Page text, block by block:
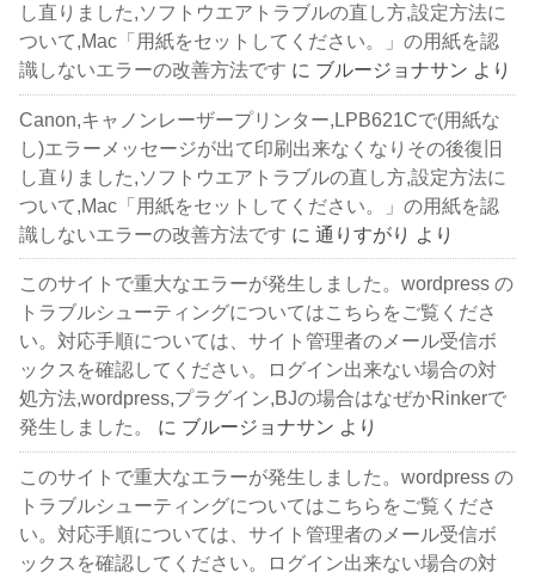
し直りました,ソフトウエアトラブルの直し方,設定方法に
ついて,Mac「用紙をセットしてください。」の用紙を認
識しないエラーの改善方法です に ブルージョナサン より
Canon,キャノンレーザープリンター,LPB621Cで(用紙な
し)エラーメッセージが出て印刷出来なくなりその後復旧
し直りました,ソフトウエアトラブルの直し方,設定方法に
ついて,Mac「用紙をセットしてください。」の用紙を認
識しないエラーの改善方法です に通りすがり より
このサイトで重大なエラーが発生しました。wordpress の
トラブルシューティングについてはこちらをご覧くださ
い。対応手順については、サイト管理者のメール受信ボ
ックスを確認してください。ログイン出来ない場合の対
処方法,wordpress,プラグイン,BJの場合はなぜかRinkerで
発生しました。
に ブルージョナサン より
このサイトで重大なエラーが発生しました。wordpress の
トラブルシューティングについてはこちらをご覧くださ
い。対応手順については、サイト管理者のメール受信ボ
ックスを確認してください。ログイン出来ない場合の対